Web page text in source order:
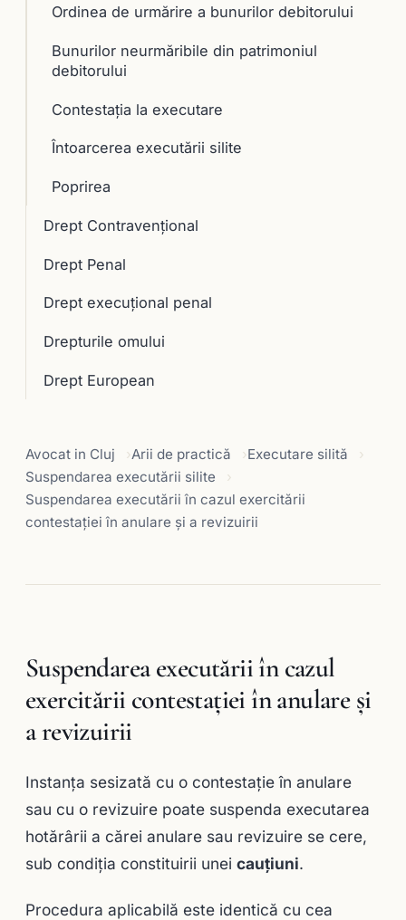
Ordinea de urmărire a bunurilor debitorului
Bunurilor neurmăribile din patrimoniul
debitorului
Contestaţia la executare
Întoarcerea executării silite
Poprirea
Drept Contravențional
Drept Penal
Drept execuţional penal
Drepturile omului
Drept European
Avocat in Cluj Arii de practică
Executare silită
Suspendarea executării silite
Suspendarea executării în cazul exercitării
contestaţiei în anulare şi a revizuirii
Suspendarea executării în cazul
exercitării contestaţiei în anulare şi
a revizuirii
Instanţa sesizată cu o contestaţie în anulare
sau cu o revizuire poate suspenda executarea
hotărârii a cărei anulare sau revizuire se cere,
sub condiţia constituirii unei cauţiuni.
Procedura aplicabilă este identică cu cea